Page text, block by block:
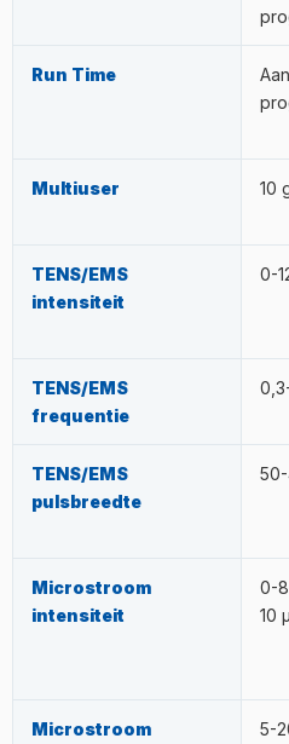
Run Time
Multiuser 10
TENS/EMS
intensiteit
0-
TENS/EMS
frequentie
TENS/EMS
pulsbreedte
Microstroom
intensiteit
0-
10
Microstroom
5-